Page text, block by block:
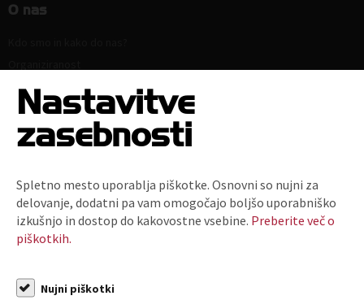
O nas
Strokovne komisije in sekcije
Poslanstvo, vrednote, vizija
Principi in področja delovanja
Zaposlitev
Politika zasebnosti
Kodeks za zmanjšanje prodaje plastičnih nosilnih vrečk
Članstvo
Nastavitve
zasebnosti
Spletno mesto uporablja piškotke. Osnovni so nujni za
delovanje, dodatni pa vam omogočajo boljšo uporabniško
izkušnjo in dostop do kakovostne vsebine. Preberite več o
piškotkih.
Nujni piškotki